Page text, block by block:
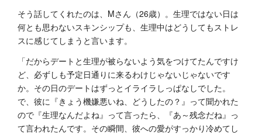
そう話してくれたのは、Mさん（26歳）。生理ではない日は
何とも思わないスキンシップも、生理中はどうしてもストレ
スに感じてしまうと言います。
「だからデートと生理が被らないよう気をつけてたんですけ
ど、必ずしも予定日通りに来るわけじゃないじゃないです
か。その日のデートはずっとイライラしっぱなしでした。
で、彼に『きょう機嫌悪いね、どうしたの？』って聞かれた
ので『生理なんだよね』って言ったら、『あ～残念だね』っ
て言われたんです。その瞬間、彼への愛がすっかり冷めてし